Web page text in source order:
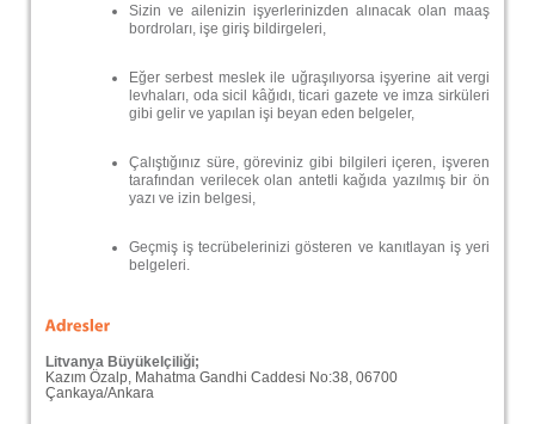
Sizin ve ailenizin işyerlerinizden alınacak olan maaş
bordroları, işe giriş bildirgeleri,
Eğer serbest meslek ile uğraşılıyorsa işyerine ait vergi
levhaları, oda sicil kâğıdı, ticari gazete ve imza sirküleri
gibi gelir ve yapılan işi beyan eden belgeler,
Çalıştığınız süre, göreviniz gibi bilgileri içeren, işveren
tarafından verilecek olan antetli kağıda yazılmış bir ön
yazı ve izin belgesi,
Geçmiş iş tecrübelerinizi gösteren ve kanıtlayan iş yeri
belgeleri.
Litvanya Büyükelçiliği;
Kazım Özalp, Mahatma Gandhi Caddesi No:38, 06700
Çankaya/Ankara